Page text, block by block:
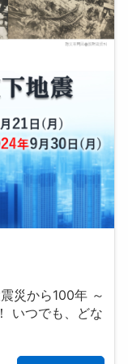
災から100年 ～
いつでも、どな